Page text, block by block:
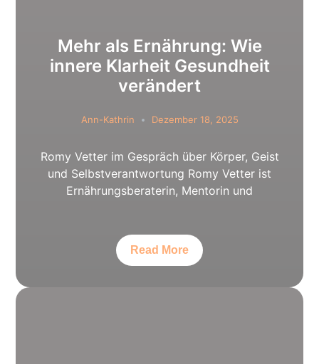
Mehr als Ernährung: Wie
innere Klarheit Gesundheit
verändert
Ann-Kathrin Dezember 18, 2025
Romy Vetter im Gespräch über Körper, Geist
und Selbstverantwortung Romy Vetter ist
Ernährungsberaterin, Mentorin und
Read More